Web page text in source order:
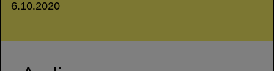
6.10.2020